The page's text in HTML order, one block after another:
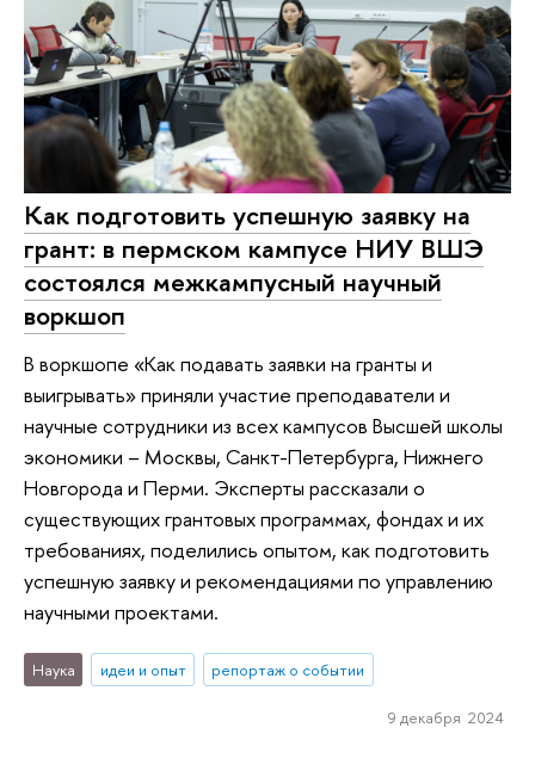
Как подготовить успешную заявку на
грант: в пермском кампусе НИУ ВШЭ
состоялся межкампусный научный
воркшоп
В воркшопе «Как подавать заявки на гранты и
выигрывать» приняли участие преподаватели и
научные сотрудники из всех кампусов Высшей школы
экономики – Москвы, Санкт-Петербурга, Нижнего
Новгорода и Перми. Эксперты рассказали о
существующих грантовых программах, фондах и их
требованиях, поделились опытом, как подготовить
успешную заявку и рекомендациями по управлению
научными проектами.
Наука идеи и опыт репортаж о событии
9 декабря 2024